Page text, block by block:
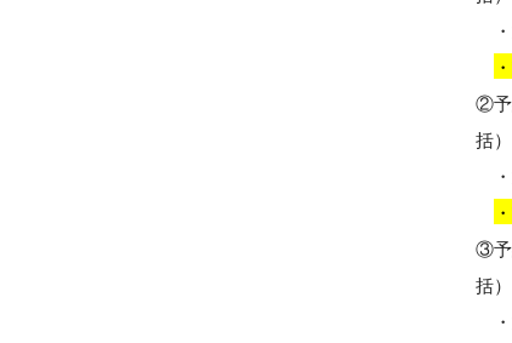
・
②予
括）
・
③予
括）
・